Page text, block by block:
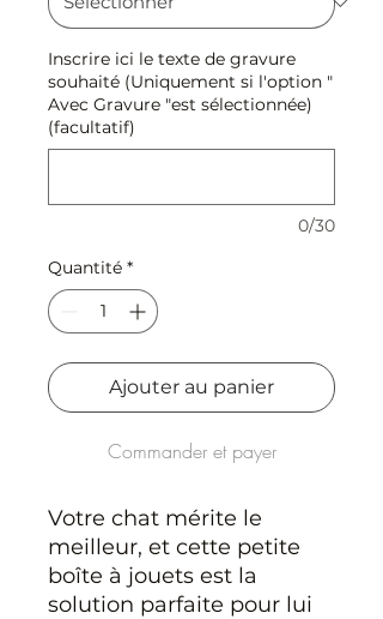
Inscrire ici le texte de gravure
souhaité (Uniquement si l'option "
Avec Gravure "est sélectionnée)
(facultatif)
0/30
Quantité *
Ajouter au panier
Commander et payer
Votre chat mérite le
meilleur, et cette petite
boîte à jouets est la
solution parfaite pour lui